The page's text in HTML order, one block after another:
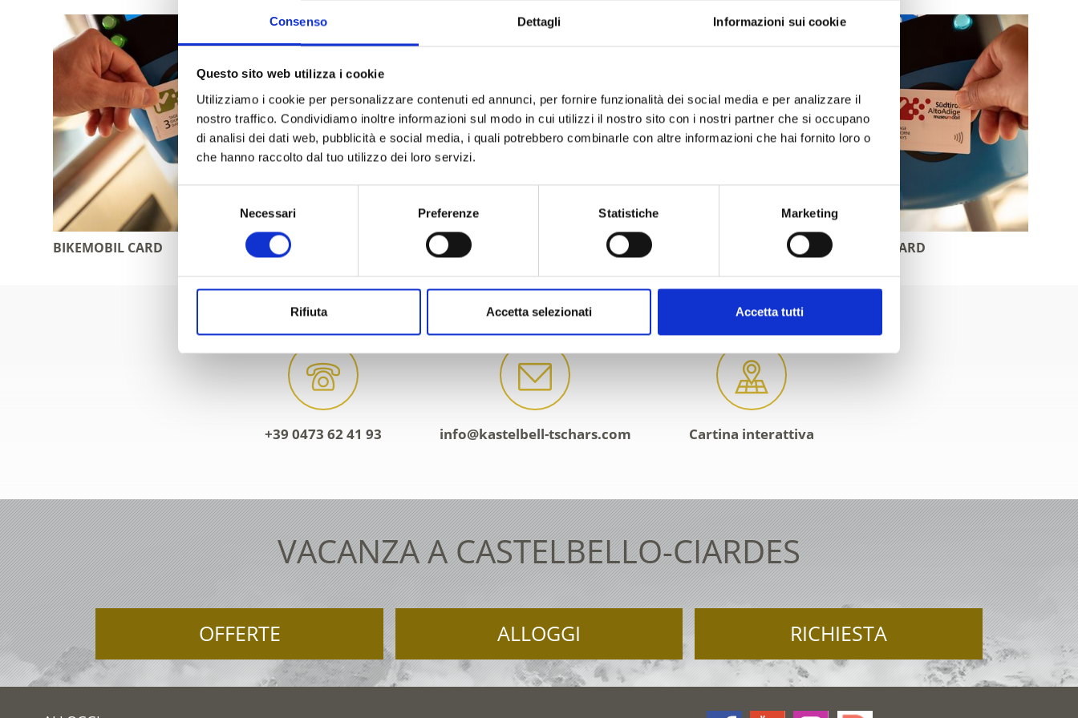
Consenso Dettagli Informazioni sui cookie
Questo sito web utilizza i cookie
Utilizziamo i cookie per personalizzare contenuti ed annunci, per fornire funzionalità dei social media e per analizzare il
nostro traffico. Condividiamo inoltre informazioni sul modo in cui utilizzi il nostro sito con i nostri partner che si occupano
di analisi dei dati web, pubblicità e social media, i quali potrebbero combinarle con altre informazioni che hai fornito loro o
che hanno raccolto dal tuo utilizzo dei loro servizi.
consenso
Necessari Preferenze Statistiche Marketing
Rifiuta Accetta selezionati Accetta tutti
BIKEMOBIL CARD MOBILCARD MUSEUMOBIL CARD
+39 0473 62 41 93 info@kastelbell-tschars.com Cartina interattiva
VACANZA A CASTELBELLO-CIARDES
OFFERTE ALLOGGI RICHIESTA